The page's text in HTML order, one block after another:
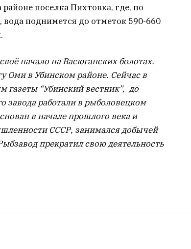
поселка Пихтовка, где, по
поднимется до отметок 590-660
начало на Васюганских болотах.
Оми в Убинском районе. Сейчас в
газеты “Убинский вестник”, до
завода работали в рыболовецком
в начале прошлого века и
СССР, занимался добычей
прекратил свою деятельность